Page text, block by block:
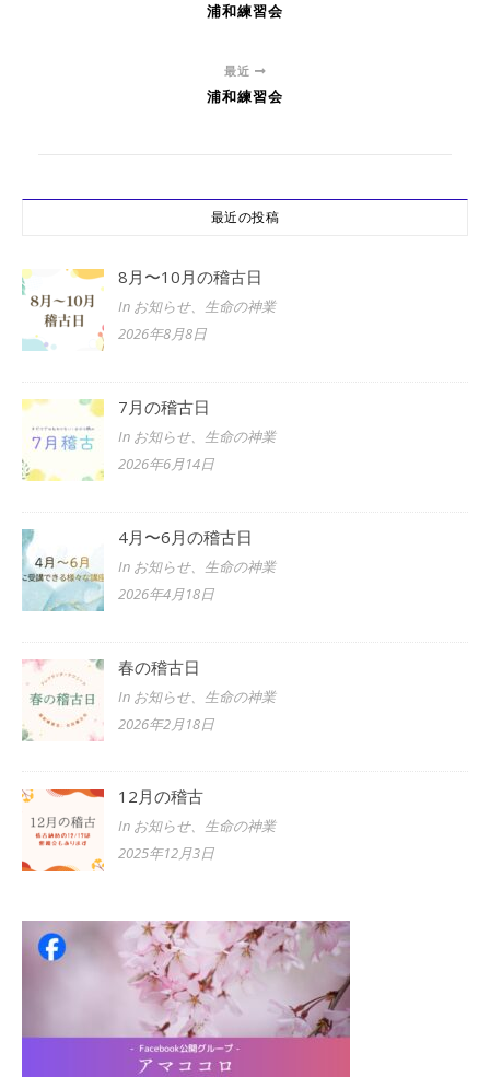
浦和練習会
最近
浦和練習会
最近の投稿
8月〜10月の稽古日
In お知らせ、生命の神業
2026年8月8日
7月の稽古日
In お知らせ、生命の神業
2026年6月14日
4月〜6月の稽古日
In お知らせ、生命の神業
2026年4月18日
春の稽古日
In お知らせ、生命の神業
2026年2月18日
12月の稽古
In お知らせ、生命の神業
2025年12月3日